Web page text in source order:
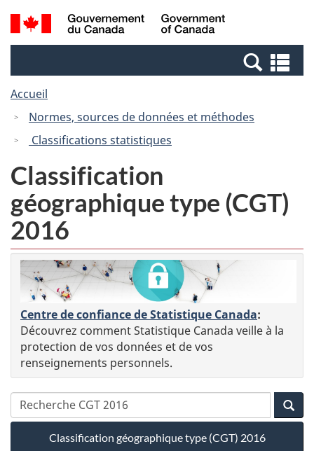
Passer
au
Passer
à
Canada
Recherche
et
et
Accueil
Normes, sources de données et méthodes
Classifications statistiques
Classification
géographique type (CGT)
2016
Centre de confiance de Statistique Canada:
Découvrez comment Statistique Canada veille à la
protection de vos données et de vos
renseignements personnels.
Classification géographique type (CGT) 2016